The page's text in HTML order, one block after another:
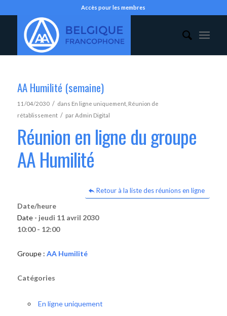
Accès pour les membres
AA Humilité (semaine)
11/04/2030 / dans En ligne uniquement, Réunion de
rétablissement / parAdmin Digital
Réunion en ligne du groupe
AA Humilité
Retour à la liste des réunions en ligne
Date/heure
Date - jeudi 11 avril 2030
10:00 - 12:00
Groupe : AA Humilité
Catégories
En ligne uniquement